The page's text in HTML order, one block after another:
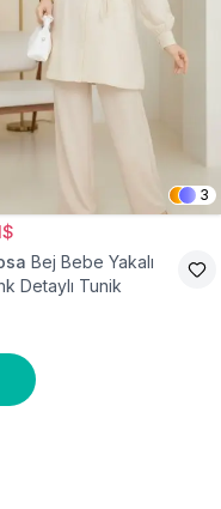
3
Bej Bebe Yakalı
Detaylı Tunik